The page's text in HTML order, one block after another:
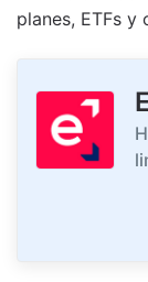
planes, ETFs